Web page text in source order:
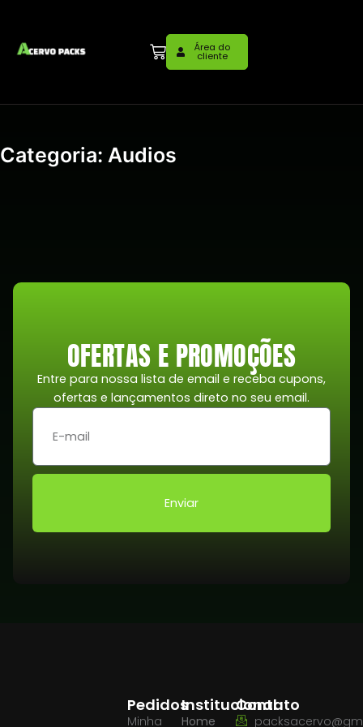
Área do
cliente
Categoria: Audios
OFERTAS E PROMOÇÕES
Entre para nossa lista de email e receba cupons,
ofertas e lançamentos direto no seu email.
Enviar
Institucional
Home
Pedidos
Minha
Contato